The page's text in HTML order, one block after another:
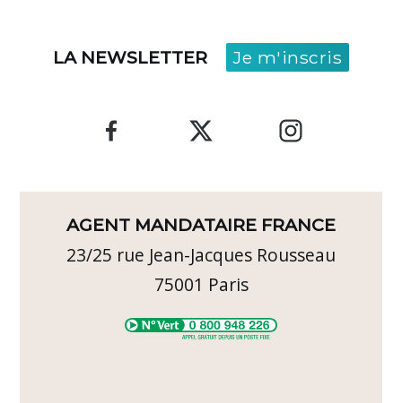
LA NEWSLETTER Je m'inscris
AGENT MANDATAIRE FRANCE
23/25 rue Jean-Jacques Rousseau
75001 Paris